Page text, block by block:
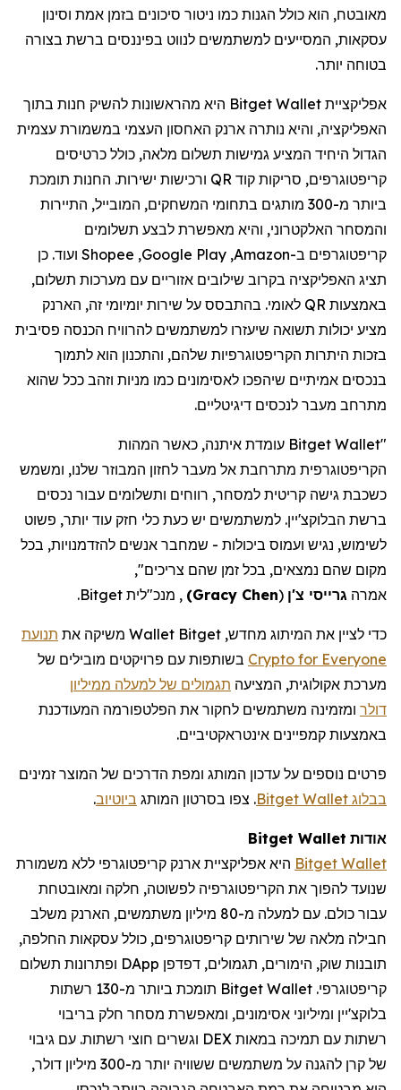
מאובטח, הוא כולל הגנות כמו ניטור סיכונים בזמן אמת וסינון
עסקאות, המסייעים למשתמשים לנווט בפיננסים ברשת בצורה
בטוחה יותר.
אפליקציית Bitget Wallet היא מהראשונות להשיק חנות בתוך
האפליקציה, והיא נותרה ארנק האחסון העצמי במשמורת עצמית
הגדול היחיד המציע גמישות תשלום מלאה, כולל כרטיסים
קריפטוגרפים, סריקות קוד QR ורכישות ישירות. החנות תומכת
ביותר מ-300 מותגים בתחומי המשחקים, המובייל, התיירות
והמסחר האלקטרוני, והיא מאפשרת לבצע תשלומים
קריפטוגרפים ב-Amazon
,
Google Play
,
Shopee ועוד. כן
תציג האפליקציה בקרוב שילובים אזוריים עם מערכות תשלום,
באמצעות QR לאומי. בהתבסס על שירות יומיומי זה, הארנק
מציע יכולות תשואה שיעזרו למשתמשים להרוויח הכנסה פסיבית
בזכות היתרות הקריפטוגרפיות שלהם, והתכנון הוא לתמוך
בנכסים אמיתיים שיהפכו לאסימונים כמו מניות וזהב ככל שהוא
מתרחב מעבר לנכסים דיגיטליים.
"
Bitget Wallet עומדת איתנה, כאשר המהות
הקריפטוגרפית מתרחבת אל מעבר לחזון המבוזר שלנו, ומשמש
כשכבת גישה קריטית למסחר, רווחים ותשלומים עבור נכסים
ברשת הבלוקצ'יין. למשתמשים יש כעת כלי חזק עוד יותר, פשוט
לשימוש, נגיש ועמוס ביכולות - שמחבר אנשים להזדמנויות, בכל
מקום שהם נמצאים, בכל זמן שהם צריכים",
אמרה גרייסי צ'ן (
Gracy Chen
) , מנכ"לית Bitget
.
כדי לציין את המיתוג מחדש, Bitget
Wallet משיקה את תנועת
Crypto for Everyone בשותפות עם פרויקטים מובילים של
מערכת אקולוגית, המציעה תגמולים של למעלה ממיליון
דולר ומזמינה משתמשים לחקור את הפלטפורמה המעודכנת
באמצעות קמפיינים אינטראקטיביים.
פרטים נוספים על עדכון המותג ומפת הדרכים של המוצר זמינים
בבלוג Bitget Wallet
. צפו בסרטון המותג ביוטיוב.
אודות Bitget Wallet
Bitget Wallet היא אפליקציית ארנק קריפטוגרפי ללא משמורת
שנועד להפוך את הקריפטוגרפיה לפשוטה, חלקה ומאובטחת
עבור כולם. עם למעלה מ-80 מיליון משתמשים, הארנק משלב
חבילה מלאה של שירותים קריפטוגרפים, כולל עסקאות החלפה,
תובנות שוק, הימורים, תגמולים, דפדפן DApp ופתרונות תשלום
קריפטוגרפי.
Bitget Wallet תומכת ביותר מ-130 רשתות
בלוקצ'יין ומיליוני אסימונים, ומאפשרת מסחר חלק בריבוי
רשתות עם תמיכה במאות DEX וגשרים חוצי רשתות. עם גיבוי
של קרן להגנה על משתמשים ששוויה יותר מ-300 מיליון דולר,